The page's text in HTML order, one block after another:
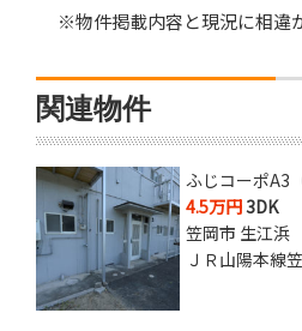
※物件掲載内容と現況に相違
関連物件
ふじコーポA3
4.5万円3DK
笠岡市 生江浜
ＪＲ山陽本線